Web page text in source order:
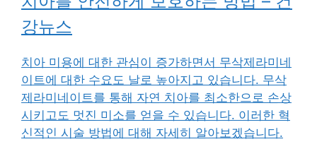
강뉴스
치아 미용에 대한 관심이 증가하면서 무삭제라미네
이트에 대한 수요도 날로 높아지고 있습니다. 무삭
제라미네이트를 통해 자연 치아를 최소한으로 손상
시키고도 멋진 미소를 얻을 수 있습니다. 이러한 혁
신적인 시술 방법에 대해 자세히 알아보겠습니다.